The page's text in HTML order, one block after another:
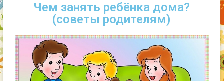
Чем занять ребёнка дома?
(советы родителям)